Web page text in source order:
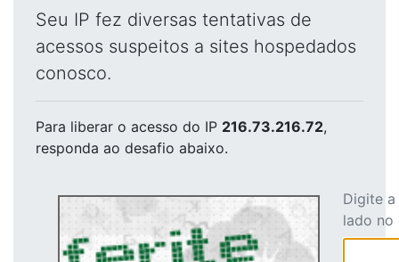
Seu IP fez diversas tentativas de
acessos suspeitos a sites hospedados
conosco.
Para liberar o acesso do IP 216.73.216.72,
responda ao desafio abaixo.
Digite
lado no